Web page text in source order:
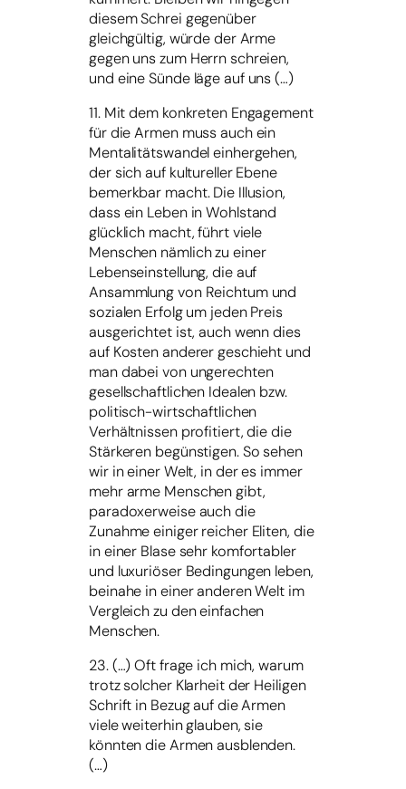
diesem Schrei gegenüber
gleichgültig, würde der Arme
gegen uns zum Herrn schreien,
und eine Sünde läge auf uns (…)
11. Mit dem konkreten Engagement
für die Armen muss auch ein
Mentalitätswandel einhergehen,
der sich auf kultureller Ebene
bemerkbar macht. Die Illusion,
dass ein Leben in Wohlstand
glücklich macht, führt viele
Menschen nämlich zu einer
Lebenseinstellung, die auf
Ansammlung von Reichtum und
sozialen Erfolg um jeden Preis
ausgerichtet ist, auch wenn dies
auf Kosten anderer geschieht und
man dabei von ungerechten
gesellschaftlichen Idealen bzw.
politisch-wirtschaftlichen
Verhältnissen profitiert, die die
Stärkeren begünstigen. So sehen
wir in einer Welt, in der es immer
mehr arme Menschen gibt,
paradoxerweise auch die
Zunahme einiger reicher Eliten, die
in einer Blase sehr komfortabler
und luxuriöser Bedingungen leben,
beinahe in einer anderen Welt im
Vergleich zu den einfachen
Menschen.
23. (…) Oft frage ich mich, warum
trotz solcher Klarheit der Heiligen
Schrift in Bezug auf die Armen
viele weiterhin glauben, sie
könnten die Armen ausblenden.
(…)